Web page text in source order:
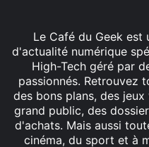
Le Café du Geek
d'actualité numérique
High-Tech géré par
passionnés. Retrouvez
des bons plans, des
grand public, des
d'achats. Mais aussi
cinéma, du sport et à